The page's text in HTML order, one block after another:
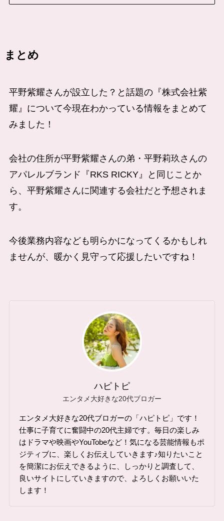
まとめ
平野紫耀さんが設立した？と話題の『株式会社紫
耀』について今現在わかっている情報をまとめて
みました！
会社の住所が平野紫耀さんの弟・平野莉玖さんの
アパレルブランド『RKS RICKY』と同じことか
ら、平野紫耀さんに関連する会社だと予想されま
す。
今後業務内容なども明らかになってくるかもしれ
ませんが、暖かく見守って応援したいですね！
ハピトピ
エンタメ大好きな20代ブロガー
エンタメ大好きな20代ブロガーの「ハピトピ」です！
仕事に子育てに奮闘中の20代主婦です。毎日の楽しみ
はドラマや映画やYouTobeなど！気になる芸能情報もポ
ジティブに、楽しくお伝えしていきます♪知りたいこと
を簡潔にお伝えできるように、しっかりと調査して、
良いサイトにしていきますので、よろしくお願いいた
します！